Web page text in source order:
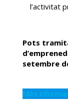
l’activitat
Pots
setembre
Més